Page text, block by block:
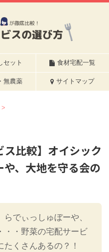
セット 食材宅配一覧
無農薬 サイトマップ
>
ス比較】オイシック
、大地を守る会の
らでぃっしゅぼーや、
・・野菜の宅配サービ
たくさんあるの？！